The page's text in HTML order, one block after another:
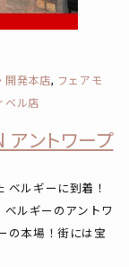
開発本店, フェアモ
ベル店
アントワープ
ベルギーに到着！
ルギーのアントワ
の本場！街には宝